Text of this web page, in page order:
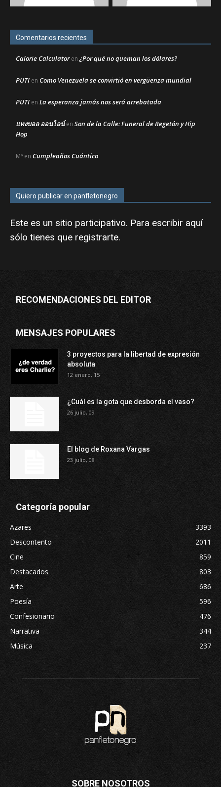
Comentarios recientes
Calorie Calculatoren¿Por qué no queman los dólares?
PUTI en Como Venezuela se convirtió en vergüenza mundial
PUTI en La esperanza jamás nos será arrebatada
แทงบอล ออนไลน์en Son de la Calle: Funeral de Regetón y Hip
Hop
Mª en Cumpleaños Cuántico
Quiero publicar en panfletonegro
Este es un sitio participativo. Para escribir aquí
sólo tienes que registrarte.
RECOMENDACIONES DEL EDITOR
MENSAJES POPULARES
3 proyectos para la libertad de expresión
absoluta
12 enero, 15
¿Cuál es la gota que desborda el vaso?
26 julio, 09
El blog de Roxana Vargas
23 julio, 08
Categoría popular
Azares
3393
Descontento
2011
Cine
859
Destacados
803
Arte
686
Poesía
596
Confesionario
476
Narrativa
344
Música
237
SOBRE NOSOTROS